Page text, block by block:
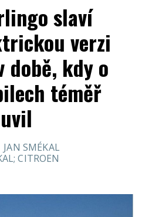
slaví
verzi
době, kdy o
téměř
JAN SMÉKAL
CITROEN